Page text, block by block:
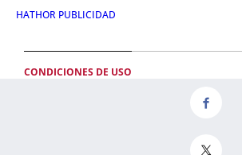
HATHOR PUBLICIDAD
CONDICIONES DE USO